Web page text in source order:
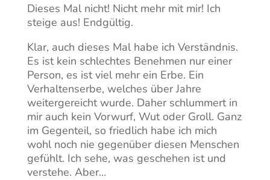
Dieses Mal nicht! Nicht mehr mit mir! Ich
steige aus! Endgültig.
Klar, auch dieses Mal habe ich Verständnis.
Es ist kein schlechtes Benehmen nur einer
Person, es ist viel mehr ein Erbe. Ein
Verhaltenserbe, welches über Jahre
weitergereicht wurde. Daher schlummert in
mir auch kein Vorwurf, Wut oder Groll. Ganz
im Gegenteil, so friedlich habe ich mich
wohl noch nie gegenüber diesen Menschen
gefühlt. Ich sehe, was geschehen ist und
verstehe. Aber…